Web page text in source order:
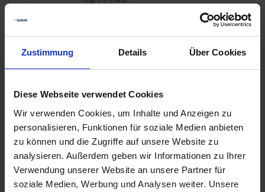
Zustimmung Details Über Cookies
Diese Webseite verwendet Cookies
Wir verwenden Cookies, um Inhalte und Anzeigen zu
personalisieren, Funktionen für soziale Medien anbieten
zu können und die Zugriffe auf unsere Website zu
analysieren. Außerdem geben wir Informationen zu Ihrer
Verwendung unserer Website an unsere Partner für
soziale Medien, Werbung und Analysen weiter. Unsere
BAT Pro Kartoffel N+
20. August 2026
3,15 € / kg
78,75 €pro 25 kg Sack
zzgl. 7% MwSt.
9 BAT Pro Futter Klee Duo